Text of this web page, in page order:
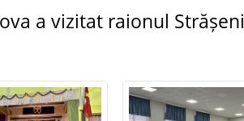
a vizitat raionul Strășeni